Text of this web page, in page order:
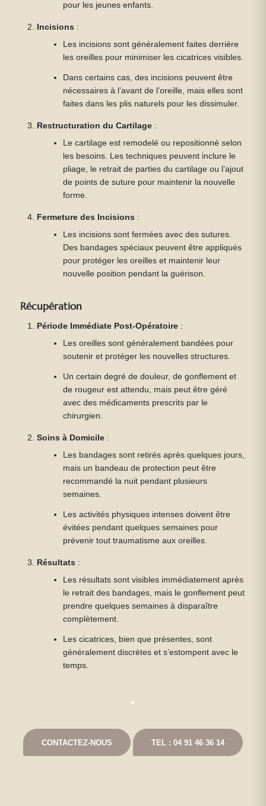
pour les jeunes enfants.
Incisions :
Les incisions sont généralement faites derrière
les oreilles pour minimiser les cicatrices visibles.
Dans certains cas, des incisions peuvent être
nécessaires à l’avant de l’oreille, mais elles sont
faites dans les plis naturels pour les dissimuler.
Restructuration du Cartilage :
Le cartilage est remodelé ou repositionné selon
les besoins. Les techniques peuvent inclure le
pliage, le retrait de parties du cartilage ou l’ajout
de points de suture pour maintenir la nouvelle
forme.
Fermeture des Incisions :
Les incisions sont fermées avec des sutures.
Des bandages spéciaux peuvent être appliqués
pour protéger les oreilles et maintenir leur
nouvelle position pendant la guérison.
Récupération
Période Immédiate Post-Opératoire :
Les oreilles sont généralement bandées pour
soutenir et protéger les nouvelles structures.
Un certain degré de douleur, de gonflement et
de rougeur est attendu, mais peut être géré
avec des médicaments prescrits par le
chirurgien.
Soins à Domicile :
Les bandages sont retirés après quelques jours,
mais un bandeau de protection peut être
recommandé la nuit pendant plusieurs
semaines.
Les activités physiques intenses doivent être
évitées pendant quelques semaines pour
prévenir tout traumatisme aux oreilles.
Résultats :
Les résultats sont visibles immédiatement après
le retrait des bandages, mais le gonflement peut
prendre quelques semaines à disparaître
complètement.
Les cicatrices, bien que présentes, sont
généralement discrètes et s’estompent avec le
temps.
CONTACTEZ-NOUS TEL : 04 91 46 36 14